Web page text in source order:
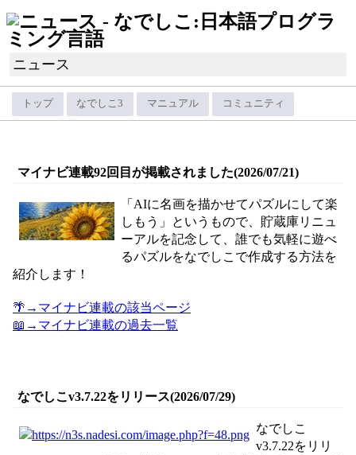
ニュース
トップ なでしこ3 マニュアル コミュニティ
マイナビ連載92回目が掲載されました(2026/07/21)
「AIに名画を描かせてパズルにして楽
しもう」というもので、貯蔵庫リニュ
ーアルを記念して、誰でも気軽に遊べ
るパズルをなでしこで作成する方法を
紹介します！
🌴→マイナビ連載の該当ページ
📖→マイナビ連載の過去一覧
なでしこv3.7.22をリリース(2026/07/29)
なでしこ
v3.7.22をリリ